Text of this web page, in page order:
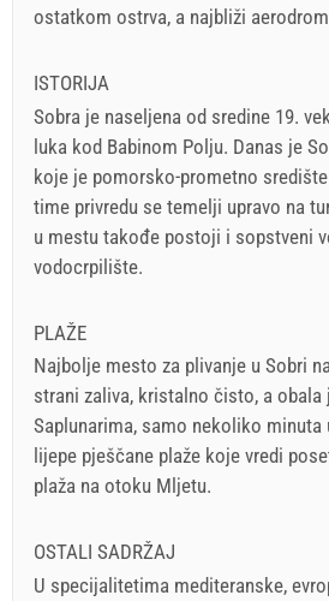
ostatkom ostrva, a najbliži
ISTORIJA
Sobra je naseljena od sredine 19.
luka kod Babinom Polju. Danas je
koje je pomorsko-prometno
time privredu se temelji upravo na
u mestu takođe postoji i sopstveni
vodocrpilište.
PLAŽE
Najbolje mesto za plivanje u Sobri
strani zaliva, kristalno čisto, a obala
Saplunarima, samo nekoliko minuta
lijepe pješčane plaže koje vredi
plaža na otoku Mljetu.
OSTALI SADRŽAJ
U specijalitetima mediteranske,